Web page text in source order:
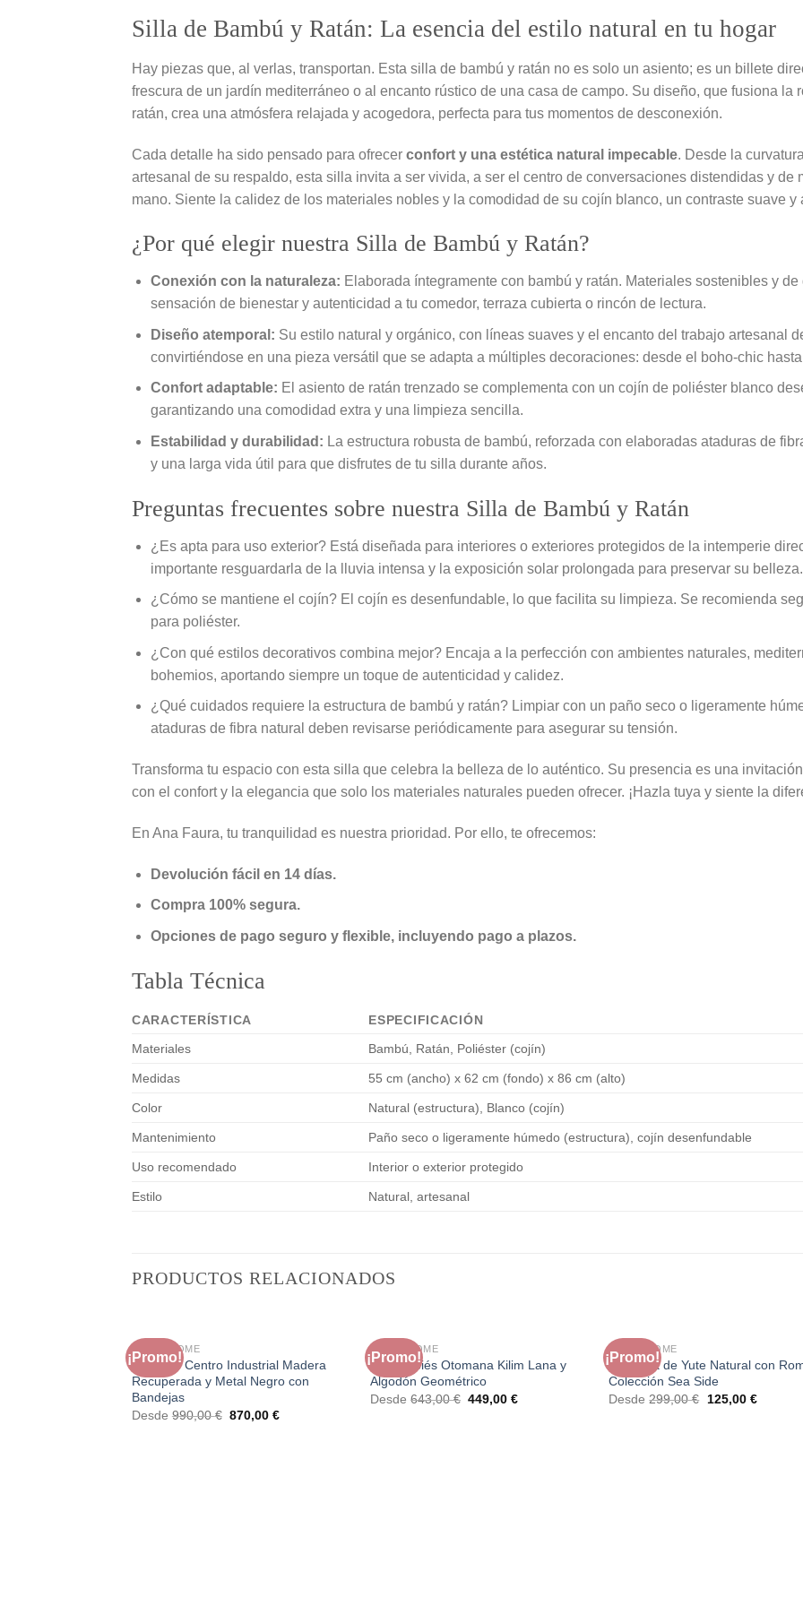
Silla de Bambú y Ratán: La esencia del estilo natural en tu hogar
Hay piezas que, al verlas, transportan. Esta silla de bambú y ratán no es solo un asiento; es un billete
frescura de un jardín mediterráneo o al encanto rústico de una casa de campo. Su diseño, que fusiona
ratán, crea una atmósfera relajada y acogedora, perfecta para tus momentos de desconexión.
Cada detalle ha sido pensado para ofrecer confort y una estética natural impecable. Desde la
artesanal de su respaldo, esta silla invita a ser vivida, a ser el centro de conversaciones distendidas y de
mano. Siente la calidez de los materiales nobles y la comodidad de su cojín blanco, un contraste suave y
¿Por qué elegir nuestra Silla de Bambú y Ratán?
Conexión con la naturaleza: Elaborada íntegramente con bambú y ratán. Materiales sostenibles y
sensación de bienestar y autenticidad a tu comedor, terraza cubierta o rincón de lectura.
Diseño atemporal: Su estilo natural y orgánico, con líneas suaves y el encanto del trabajo artesanal
convirtiéndose en una pieza versátil que se adapta a múltiples decoraciones: desde el boho-chic
Confort adaptable: El asiento de ratán trenzado se complementa con un cojín de poliéster blanco
garantizando una comodidad extra y una limpieza sencilla.
Estabilidad y durabilidad: La estructura robusta de bambú, reforzada con elaboradas ataduras de
y una larga vida útil para que disfrutes de tu silla durante años.
Preguntas frecuentes sobre nuestra Silla de Bambú y Ratán
¿Es apta para uso exterior? Está diseñada para interiores o exteriores protegidos de la intemperie
importante resguardarla de la lluvia intensa y la exposición solar prolongada para preservar su belleza.
¿Cómo se mantiene el cojín? El cojín es desenfundable, lo que facilita su limpieza. Se recomienda
para poliéster.
¿Con qué estilos decorativos combina mejor? Encaja a la perfección con ambientes naturales,
bohemios, aportando siempre un toque de autenticidad y calidez.
¿Qué cuidados requiere la estructura de bambú y ratán? Limpiar con un paño seco o ligeramente
ataduras de fibra natural deben revisarse periódicamente para asegurar su tensión.
Transforma tu espacio con esta silla que celebra la belleza de lo auténtico. Su presencia es una
con el confort y la elegancia que solo los materiales naturales pueden ofrecer. ¡Hazla tuya y siente la
En Ana Faura, tu tranquilidad es nuestra prioridad. Por ello, te ofrecemos:
Devolución fácil en 14 días.
Compra 100% segura.
Opciones de pago seguro y flexible, incluyendo pago a plazos.
Tabla Técnica
CARACTERÍSTICA
ESPECIFICACIÓN
Materiales
Bambú, Ratán, Poliéster (cojín)
Medidas 55 cm (ancho) x 62 cm (fondo) x 86 cm (alto)
Color Natural (estructura), Blanco (cojín)
Mantenimiento Paño seco o ligeramente húmedo (estructura), cojín desenfundable
Uso recomendado Interior o exterior protegido
Estilo Natural, artesanal
PRODUCTOS RELACIONADOS
¡Promo!
FAURA HOME
Mesa de Centro Industrial Madera
Recuperada y Metal Negro con
Bandejas
Desde 990,00€ El
870,00€El
¡Promo!
FAURA HOME
Reposapiés Otomana Kilim Lana y
Algodón Geométrico
Desde643,00€ El
449,00€El
¡Promo!
FAURA HOME
Alfombra de Yute Natural con
Colección Sea Side
Desde299,00€
El
125,00 €El